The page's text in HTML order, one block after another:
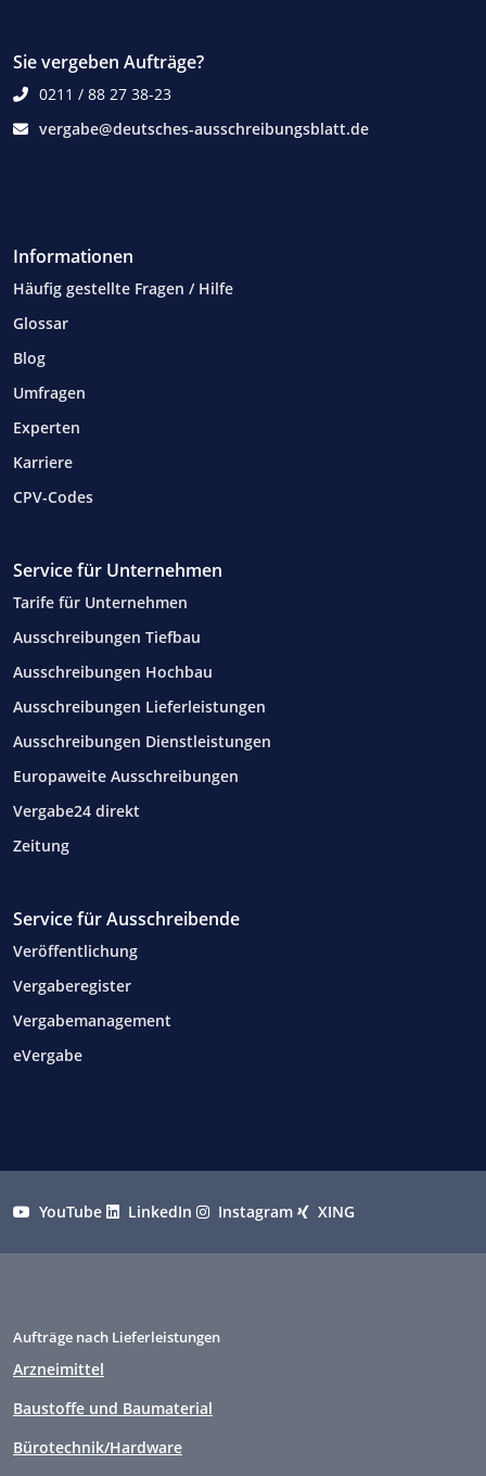
Sie vergeben Aufträge?
0211 / 88 27 38-23
vergabe@deutsches-ausschreibungsblatt.de
Informationen
Häufig gestellte Fragen / Hilfe
Glossar
Blog
Umfragen
Experten
Karriere
CPV-Codes
Service für Unternehmen
Tarife für Unternehmen
Ausschreibungen Tiefbau
Ausschreibungen Hochbau
Ausschreibungen Lieferleistungen
Ausschreibungen Dienstleistungen
Europaweite Ausschreibungen
Vergabe24 direkt
Zeitung
Service für Ausschreibende
Veröffentlichung
Vergaberegister
Vergabemanagement
eVergabe
YouTube LinkedIn Instagram XING
Aufträge nach Lieferleistungen
Arzneimittel
Baustoffe und Baumaterial
Bürotechnik/Hardware